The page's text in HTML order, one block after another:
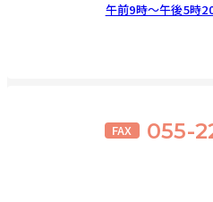
午前9時～午後5時20
FAX 055-